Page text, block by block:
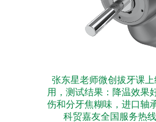
张东星老师微创拔牙课
用，测试结果：降温效果
伤和分牙焦糊味，进口轴
科贸嘉友全国服务热线